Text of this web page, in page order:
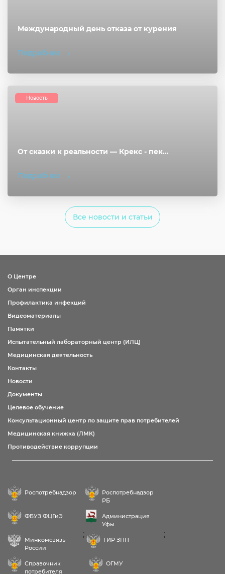
Международный день отказа от курения
Подробнее
От сказки к реальности — Крекс - пек...
Подробнее
Новость
Все новости и статьи
О Центре
Орган инспекции
Профилактика инфекций
Видеоматериалы
Памятки
Испытательный лабораторный центр (ИЛЦ)
Медицинская деятельность
Контакты
Новости
Документы
Целевое обучение
Консультационный центр по защите прав потребителей
Медицинская книжка (ЛМК)
Противодействие коррупции
Роспотребнадзор
Роспотребнадзор
РБ
ФБУЗ ФЦГиЭ
Администрация
Уфы
Минкомсвязь
России
;
ГИР ЗПП
;
Справочник
потребителя
ОГМУ